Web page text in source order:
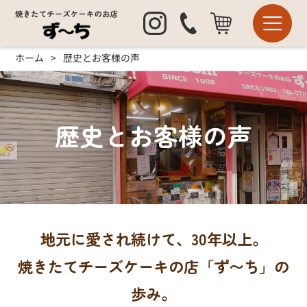
ホーム 歴史とお客様の声
歴史とお客様の声
地元に愛され続けて、30年以上。
焼きたてチーズケーキの店「ず〜ち」の
歩み。